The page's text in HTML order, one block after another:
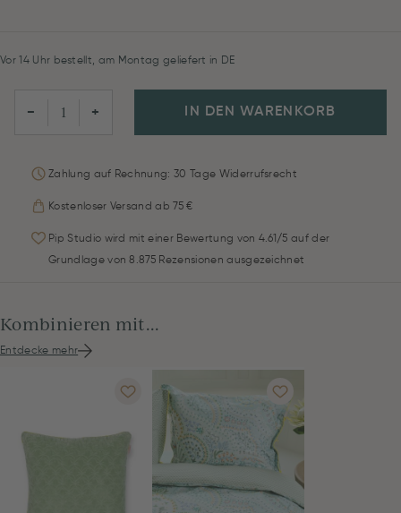
Vor 14 Uhr bestellt, am Montag geliefert in DE
− + IN DEN WARENKORB
Zahlung auf Rechnung: 30 Tage Widerrufsrecht
Kostenloser Versand ab 75 €
Pip Studio wird mit einer Bewertung von 4.61/5 auf der
Grundlage von 8.875 Rezensionen ausgezeichnet
Kombinieren mit...
Entdecke mehr